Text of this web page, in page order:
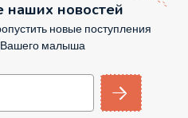
наших новостей
новые поступления
Вашего малыша